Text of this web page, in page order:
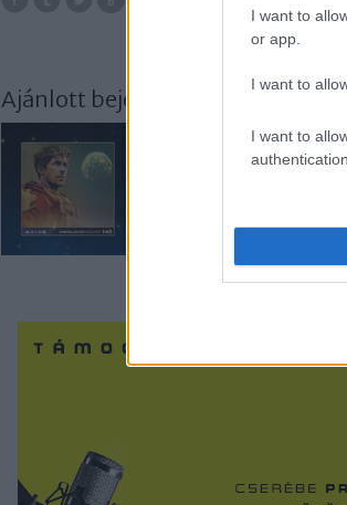
I want to
or app.
I want to
I want to
Ajánlott bejegyzések: